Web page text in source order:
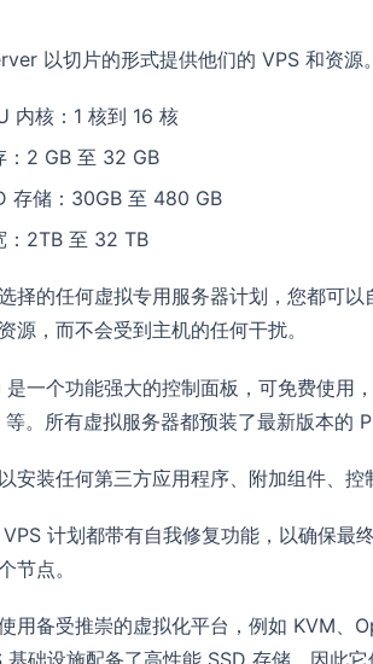
以切片的形式提供他们的 VPS 和资
内核：1 核到 16 核
：2 GB 至 32 GB
存储：30GB 至 480 GB
：2TB 至 32 TB
择的任何虚拟专用服务器计划，您都可
源，而不会受到主机的任何干扰。
是一个功能强大的控制面板，可免费使用
。所有虚拟服务器都预装了最新版本的
安装任何第三方应用程序、附加组件、控
VPS 计划都带有自我修复功能，以确保最
节点。
用备受推崇的虚拟化平台，例如 KVM、